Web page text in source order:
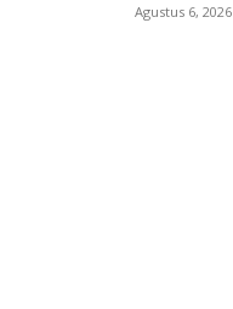
Agustus 6, 2026